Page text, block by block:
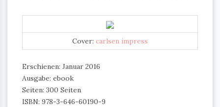
Cover: carlsen impress
Erschienen: Januar 2016
Ausgabe: ebook
Seiten: 300 Seiten
ISBN: 978-3-646-60190-9